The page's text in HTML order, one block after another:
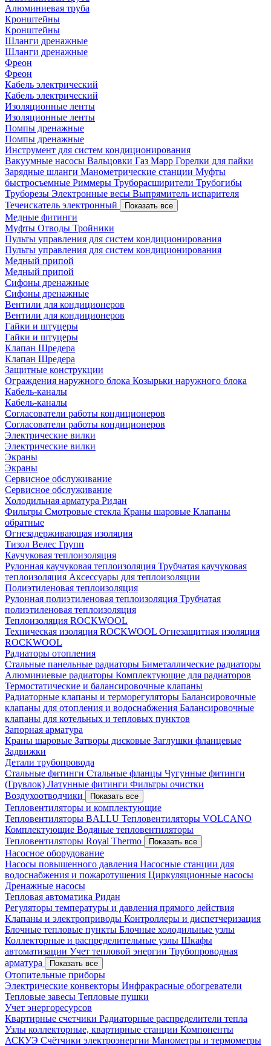
Алюминиевая труба
Кронштейны
Кронштейны
Шланги дренажные
Шланги дренажные
Фреон
Фреон
Кабель электрический
Кабель электрический
Изоляционные ленты
Изоляционные ленты
Помпы дренажные
Помпы дренажные
Инструмент для систем кондиционирования
Вакуумные насосы Вальцовки Газ Mapp Горелки для пайки
Зарядные шланги Манометрические станции Муфты
быстросъемные Риммеры Труборасширители Трубогибы
Труборезы Электронные весы Выпрямитель испарителя
Течеискатель электронный
Показать все
Медные фитинги
Муфты Отводы Тройники
Пульты управления для систем кондиционирования
Пульты управления для систем кондиционирования
Медный припой
Медный припой
Сифоны дренажные
Сифоны дренажные
Вентили для кондиционеров
Вентили для кондиционеров
Гайки и штуцеры
Гайки и штуцеры
Клапан Шредера
Клапан Шредера
Защитные конструкции
Ограждения наружного блока Козырьки наружного блока
Кабель-каналы
Кабель-каналы
Согласователи работы кондиционеров
Согласователи работы кондиционеров
Электрические вилки
Электрические вилки
Экраны
Экраны
Сервисное обслуживание
Сервисное обслуживание
Холодильная арматура Ридан
Фильтры Смотровые стекла Краны шаровые Клапаны
обратные
Огнезадерживающая изоляция
Тизол Велес Групп
Каучуковая теплоизоляция
Рулонная каучуковая теплоизоляция Трубчатая каучуковая
теплоизоляция Аксессуары для теплоизоляции
Полиэтиленовая теплоизоляция
Рулонная полиэтиленовая теплоизоляция Трубчатая
полиэтиленовая теплоизоляция
Теплоизоляция ROCKWOOL
Техническая изоляция ROCKWOOL Огнезащитная изоляция
ROCKWOOL
Радиаторы отопления
Стальные панельные радиаторы Биметаллические радиаторы
Алюминиевые радиаторы Комплектующие для радиаторов
Термостатические и балансировочные клапаны
Радиаторные клапаны и терморегуляторы Балансировочные
клапаны для отопления и водоснабжения Балансировочные
клапаны для котельных и тепловых пунктов
Запорная арматура
Краны шаровые Затворы дисковые Заглушки фланцевые
Задвижки
Детали трубопровода
Стальные фитинги Стальные фланцы Чугунные фитинги
(Грувлок) Латунные фитинги Фильтры очистки
Воздухоотводчики
Показать все
Тепловентиляторы и комплектующие
Тепловентиляторы BALLU Тепловентиляторы VOLCANO
Комплектующие Водяные тепловентиляторы
Тепловентиляторы Royal Thermo
Показать все
Насосное оборудование
Насосы повышенного давления Насосные станции для
водоснабжения и пожаротушения Циркуляционные насосы
Дренажные насосы
Тепловая автоматика Ридан
Регуляторы температуры и давления прямого действия
Клапаны и электроприводы Контроллеры и диспетчеризация
Блочные тепловые пункты Блочные холодильные узлы
Коллекторные и распределительные узлы Шкафы
автоматизации Учет тепловой энергии Трубопроводная
арматура
Показать все
Отопительные приборы
Электрические конвекторы Инфракрасные обогреватели
Тепловые завесы Тепловые пушки
Учет энергоресурсов
Квартирные счетчики Радиаторные распределители тепла
Узлы коллекторные, квартирные станции Компоненты
АСКУЭ Счётчики электроэнергии Манометры и термометры